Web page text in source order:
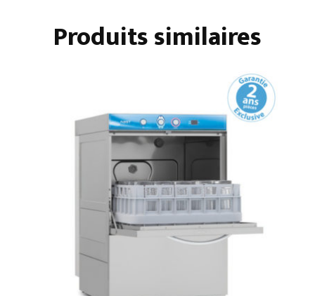
Produits similaires